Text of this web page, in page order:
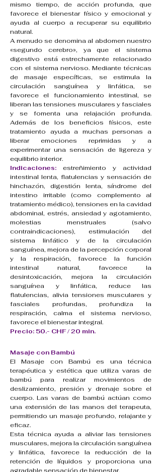
mismo tiempo, de acción profunda, que
favorece el bienestar físico y emocional y
ayuda al cuerpo a recuperar su equilibrio
natural.
A menudo se denomina al abdomen nuestro
«segundo cerebro», ya que el sistema
digestivo está estrechamente relacionado
con el sistema nervioso. Mediante técnicas
de masaje específicas, se estimula la
circulación sanguínea y linfática, se
favorece el funcionamiento intestinal, se
liberan las tensiones musculares y fasciales
y se fomenta una relajación profunda.
Además de los beneficios físicos, este
tratamiento ayuda a muchas personas a
liberar emociones reprimidas y a
experimentar una sensación de ligereza y
equilibrio interior.
Indicaciones: estreñimiento y actividad
intestinal lenta, flatulencias y sensación de
hinchazón, digestión lenta, síndrome del
intestino irritable (como complemento al
tratamiento médico), tensiones en la cavidad
abdominal, estrés, ansiedad y agotamiento,
molestias menstruales (salvo
contraindicaciones), estimulación del
sistema linfático y de la circulación
sanguínea, mejora de la percepción corporal
y la respiración, favorece la función
intestinal natural, favorece la
desintoxicación, mejora la circulación
sanguínea y linfática, reduce las
flatulencias, alivia tensiones musculares y
fasciales profundas, profundiza la
respiración, calma el sistema nervioso,
favorece el bienestar integral.
Precio: 50.- CHF / 20 min.
Masaje con Bambú
El Masaje con Bambú es una técnica
terapéutica y estética que utiliza varas de
bambú para realizar movimientos de
deslizamiento, presión y drenaje sobre el
cuerpo. Las varas de bambú actúan como
una extensión de las manos del terapeuta,
permitiendo un masaje profundo, relajante y
eficaz.
Esta técnica ayuda a aliviar las tensiones
musculares, mejora la circulación sanguínea
y linfática, favorece la reducción de la
retención de líquidos y proporciona una